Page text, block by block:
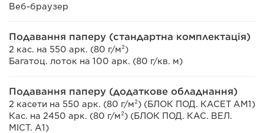
Веб-браузер
Подавання паперу (стандартна комплектація)
2 кас. на 550 арк. (80 г/м²)
Багатоц. лоток на 100 арк. (80 г/кв. м)
Подавання паперу (додаткове обладнання)
2 касети на 550 арк. (80 г/м²) (БЛОК ПОД. КАСЕТ AM1)
Кас. на 2450 арк. (80 г/м²) (БЛОК ПОД. КАС. ВЕЛ.
МІСТ. A1)